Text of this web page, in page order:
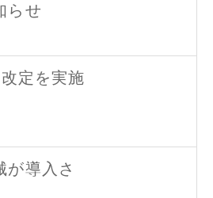
らせ
定を実施
が導入さ